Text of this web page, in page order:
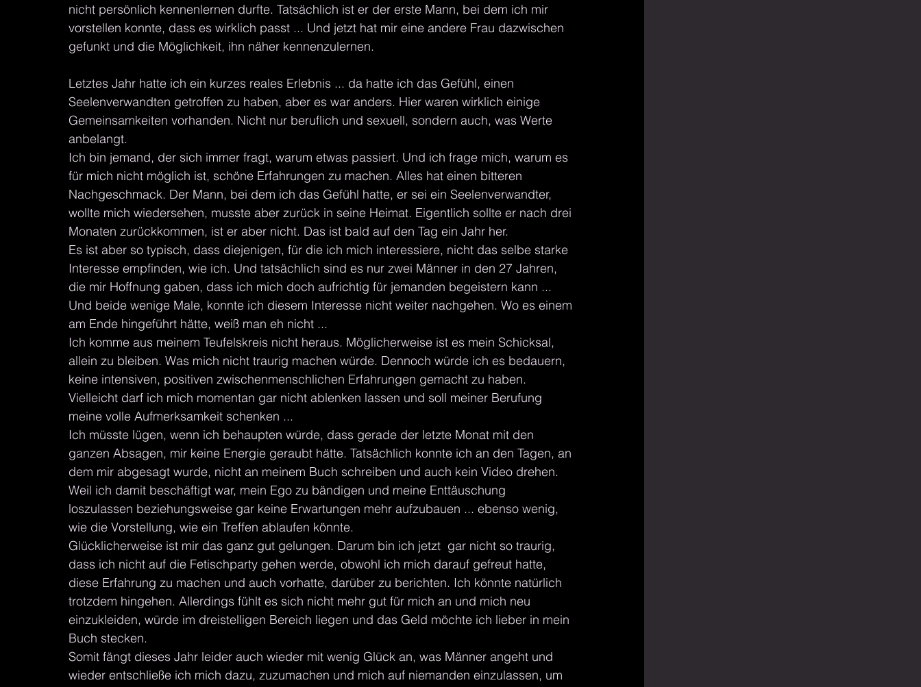
nicht persönlich kennenlernen durfte. Tatsächlich ist er der erste Mann, bei dem ich mir
vorstellen konnte, dass es wirklich passt ... Und jetzt hat mir eine andere Frau dazwischen
gefunkt und die Möglichkeit, ihn näher kennenzulernen.
Letztes Jahr hatte ich ein kurzes reales Erlebnis ... da hatte ich das Gefühl, einen
Seelenverwandten getroffen zu haben, aber es war anders. Hier waren wirklich einige
Gemeinsamkeiten vorhanden. Nicht nur beruflich und sexuell, sondern auch, was Werte
anbelangt.
Ich bin jemand, der sich immer fragt, warum etwas passiert. Und ich frage mich, warum es
für mich nicht möglich ist, schöne Erfahrungen zu machen. Alles hat einen bitteren
Nachgeschmack. Der Mann, bei dem ich das Gefühl hatte, er sei ein Seelenverwandter,
wollte mich wiedersehen, musste aber zurück in seine Heimat. Eigentlich sollte er nach drei
Monaten zurückkommen, ist er aber nicht. Das ist bald auf den Tag ein Jahr her.
Es ist aber so typisch, dass diejenigen, für die ich mich interessiere, nicht das selbe starke
Interesse empfinden, wie ich. Und tatsächlich sind es nur zwei Männer in den 27 Jahren,
die mir Hoffnung gaben, dass ich mich doch aufrichtig für jemanden begeistern kann ...
Und beide wenige Male, konnte ich diesem Interesse nicht weiter nachgehen. Wo es einem
am Ende hingeführt hätte, weiß man eh nicht ...
Ich komme aus meinem Teufelskreis nicht heraus. Möglicherweise ist es mein Schicksal,
allein zu bleiben. Was mich nicht traurig machen würde. Dennoch würde ich es bedauern,
keine intensiven, positiven zwischenmenschlichen Erfahrungen gemacht zu haben.
Vielleicht darf ich mich momentan gar nicht ablenken lassen und soll meiner Berufung
meine volle Aufmerksamkeit schenken ...
Ich müsste lügen, wenn ich behaupten würde, dass gerade der letzte Monat mit den
ganzen Absagen, mir keine Energie geraubt hätte. Tatsächlich konnte ich an den Tagen, an
dem mir abgesagt wurde, nicht an meinem Buch schreiben und auch kein Video drehen.
Weil ich damit beschäftigt war, mein Ego zu bändigen und meine Enttäuschung
loszulassen beziehungsweise gar keine Erwartungen mehr aufzubauen ... ebenso wenig,
wie die Vorstellung, wie ein Treffen ablaufen könnte.
Glücklicherweise ist mir das ganz gut gelungen. Darum bin ich jetzt  gar nicht so traurig,
dass ich nicht auf die Fetischparty gehen werde, obwohl ich mich darauf gefreut hatte,
diese Erfahrung zu machen und auch vorhatte, darüber zu berichten. Ich könnte natürlich
trotzdem hingehen. Allerdings fühlt es sich nicht mehr gut für mich an und mich neu
einzukleiden, würde im dreistelligen Bereich liegen und das Geld möchte ich lieber in mein
Buch stecken.
Somit fängt dieses Jahr leider auch wieder mit wenig Glück an, was Männer angeht und
wieder entschließe ich mich dazu, zuzumachen und mich auf niemanden einzulassen, um